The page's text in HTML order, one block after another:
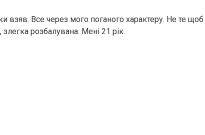
взяв. Все через мого поганого характеру. Не те
злегка розбалувана. Мені 21 рік.